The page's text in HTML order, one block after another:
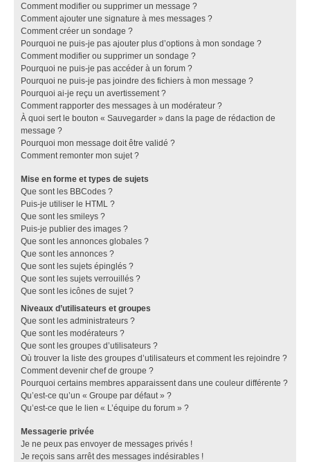
Comment modifier ou supprimer un message ?
Comment ajouter une signature à mes messages ?
Comment créer un sondage ?
Pourquoi ne puis-je pas ajouter plus d’options à mon sondage ?
Comment modifier ou supprimer un sondage ?
Pourquoi ne puis-je pas accéder à un forum ?
Pourquoi ne puis-je pas joindre des fichiers à mon message ?
Pourquoi ai-je reçu un avertissement ?
Comment rapporter des messages à un modérateur ?
À quoi sert le bouton « Sauvegarder » dans la page de rédaction de
message ?
Pourquoi mon message doit être validé ?
Comment remonter mon sujet ?
Mise en forme et types de sujets
Que sont les BBCodes ?
Puis-je utiliser le HTML ?
Que sont les smileys ?
Puis-je publier des images ?
Que sont les annonces globales ?
Que sont les annonces ?
Que sont les sujets épinglés ?
Que sont les sujets verrouillés ?
Que sont les icônes de sujet ?
Niveaux d’utilisateurs et groupes
Que sont les administrateurs ?
Que sont les modérateurs ?
Que sont les groupes d’utilisateurs ?
Où trouver la liste des groupes d’utilisateurs et comment les rejoindre ?
Comment devenir chef de groupe ?
Pourquoi certains membres apparaissent dans une couleur différente ?
Qu’est-ce qu’un « Groupe par défaut » ?
Qu’est-ce que le lien « L’équipe du forum » ?
Messagerie privée
Je ne peux pas envoyer de messages privés !
Je reçois sans arrêt des messages indésirables !